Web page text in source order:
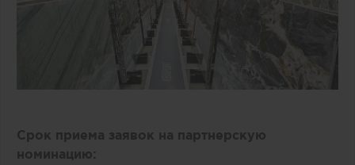
Срок приема заявок на партнерскую
номинацию: